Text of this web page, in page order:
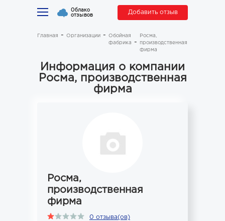
Облако
отзывов Добавить отзыв
Главная Организации
Обойная
фабрика
Росма,
производственная
фирма
Информация о компании
Росма, производственная
фирма
Росма,
производственная
фирма
0 отзыва(ов)